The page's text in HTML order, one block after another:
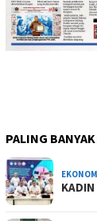
PALING